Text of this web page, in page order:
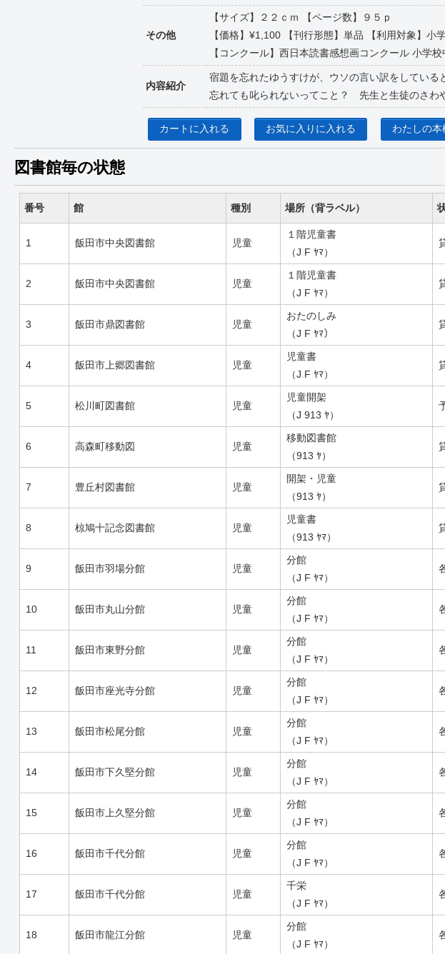
その他
【サイズ】２２ｃｍ 【ページ数】９５ｐ
【価格】¥1,100 【刊行形態】単品 【利用対象】小
【コンクール】西日本読書感想画コンクール 小学
内容紹介
宿題を忘れたゆうすけが、ウソの言い訳をしてい
忘れても叱られないってこと？ 先生と生徒のさわ
カートに入れる お気に入りに入れる わたしの本
図書館毎の状態
番号 館 種別 場所（背ラベル）
1 飯田市中央図書館 児童
１階児童書
（J F ﾔﾏ）
2 飯田市中央図書館 児童
１階児童書
（J F ﾔﾏ）
3 飯田市鼎図書館 児童
おたのしみ
（J F ﾔﾏ）
4 飯田市上郷図書館 児童
児童書
（J F ﾔﾏ）
5 松川町図書館 児童
児童開架
（J 913 ﾔ）
6 高森町移動図 児童
移動図書館
（913 ﾔ）
7 豊丘村図書館 児童
開架・児童
（913 ﾔ）
8 椋鳩十記念図書館 児童
児童書
（913 ﾔﾏ）
9 飯田市羽場分館 児童
分館
（J F ﾔﾏ）
10 飯田市丸山分館 児童
分館
（J F ﾔﾏ）
11 飯田市東野分館 児童
分館
（J F ﾔﾏ）
12 飯田市座光寺分館 児童
分館
（J F ﾔﾏ）
13 飯田市松尾分館 児童
分館
（J F ﾔﾏ）
14 飯田市下久堅分館 児童
分館
（J F ﾔﾏ）
15 飯田市上久堅分館 児童
分館
（J F ﾔﾏ）
16 飯田市千代分館 児童
分館
（J F ﾔﾏ）
17 飯田市千代分館 児童
千栄
（J F ﾔﾏ）
18 飯田市龍江分館 児童
分館
（J F ﾔﾏ）